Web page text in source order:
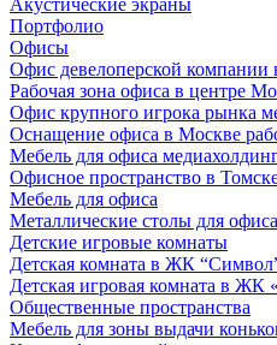
Акустические экраны
Портфолио
Офисы
Офис девелоперской компании
Рабочая зона офиса в центре
Офис крупного игрока рынка
Оснащение офиса в Москве
Мебель для офиса
Офисное пространство в
Мебель для офиса
Металлические столы для
Детские игровые комнаты
Детская комната в ЖК
Детская игровая комната в ЖК
Общественные пространства
Мебель для зоны выдачи